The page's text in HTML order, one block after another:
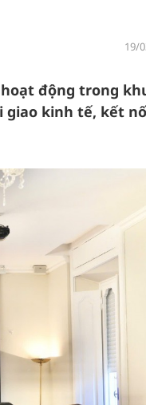
19/
hoạt động trong
giao kinh tế, kết